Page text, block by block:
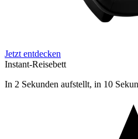
Jetzt entdecken
Instant-Reisebett
In 2 Sekunden aufstellt, in 10